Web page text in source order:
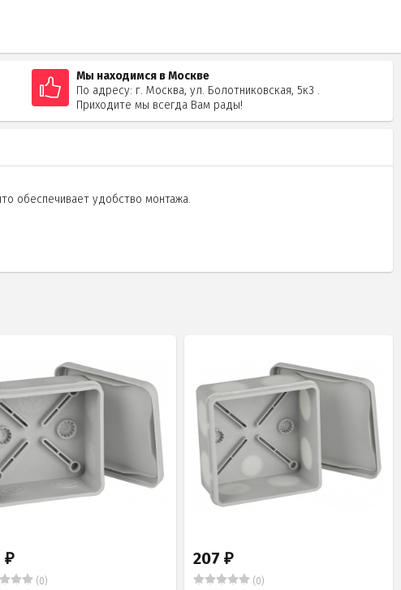
Мы находимся в Москве
По адресу: г. Москва, ул. Болотниковская, 5к3 .
Приходите мы всегда Вам рады!
обеспечивает удобство монтажа.
₽
(0)
207₽
(0)